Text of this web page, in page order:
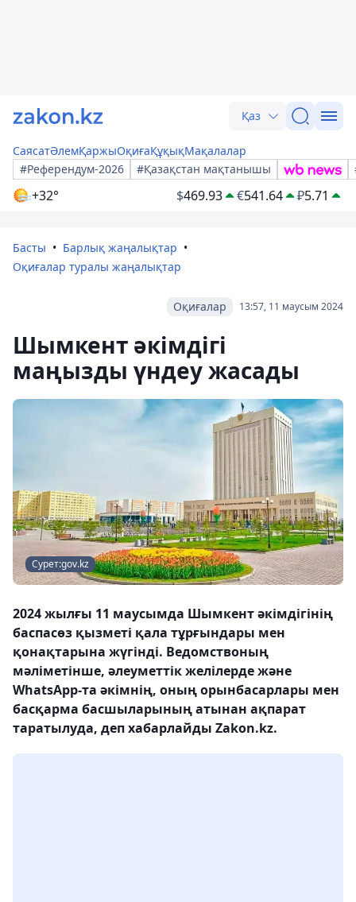
Қаз
СаясатӘлемҚаржыОқиғаҚұқықМақалалар
#Референдум-2026
#Қазақстан мақтанышы
+32° $469.93 €541.64 ₽5.71
Басты
Барлық жаңалықтар
Оқиғалар туралы жаңалықтар
13:57, 11 маусым 2024
Оқиғалар
Шымкент әкімдігі
маңызды үндеу жасады
Сурет:gov.kz
2024 жылғы 11 маусымда Шымкент әкімдігінің
баспасөз қызметі қала тұрғындары мен
қонақтарына жүгінді. Ведомствоның
мәліметінше, әлеуметтік желілерде және
WhatsApp-та әкімнің, оның орынбасарлары мен
басқарма басшыларының атынан ақпарат
таратылуда, деп хабарлайды Zakon.kz.